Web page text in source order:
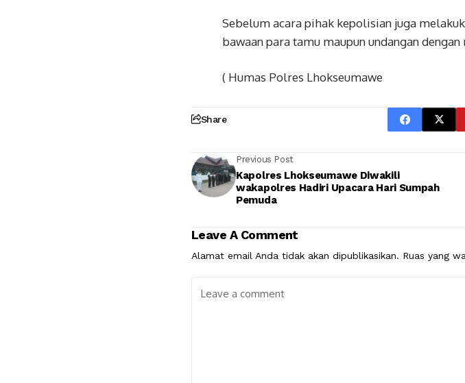
Sebelum acara pihak kepolisian juga
bawaan para tamu maupun undangan
( Humas Polres Lhokseumawe
Share
Previous Post
Kapolres Lhokseumawe Diwakili
wakapolres Hadiri Upacara Hari Sumpah
Pemuda
Leave A Comment
Alamat email Anda tidak akan dipublikasikan. Ruas yang